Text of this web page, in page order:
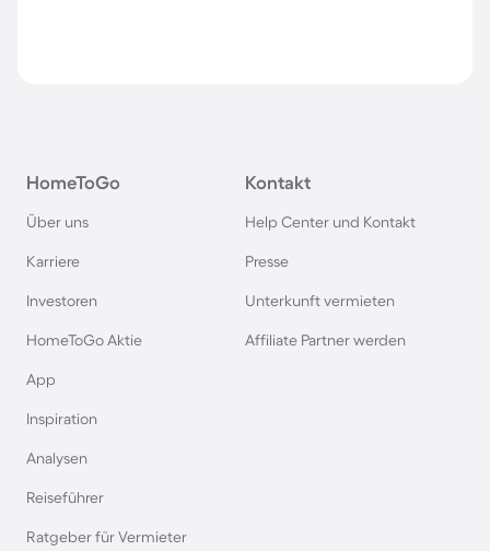
HomeToGo
Über uns
Karriere
Investoren
HomeToGo Aktie
App
Inspiration
Analysen
Reiseführer
Ratgeber für Vermieter
Kontakt
Help Center und Kontakt
Presse
Unterkunft vermieten
Affiliate Partner werden